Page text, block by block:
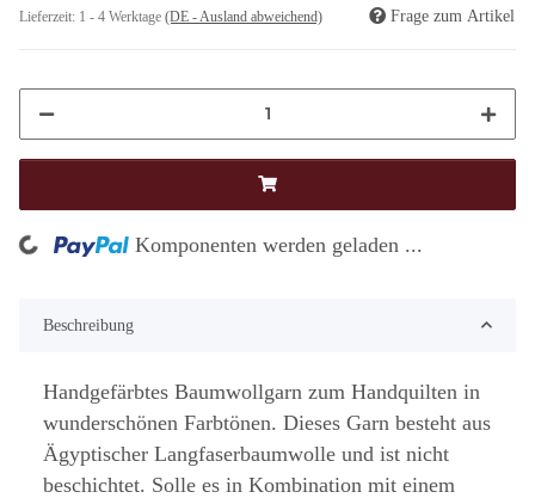
Lieferzeit: 1 - 4 Werktage (DE - Ausland abweichend) Frage zum Artikel
Komponenten werden geladen ...
Beschreibung
Handgefärbtes Baumwollgarn zum Handquilten in
wunderschönen Farbtönen. Dieses Garn besteht aus
Ägyptischer Langfaserbaumwolle und ist nicht
beschichtet. Solle es in Kombination mit einem